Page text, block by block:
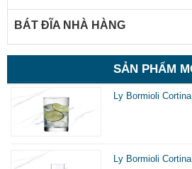
BÁT ĐĨA NHÀ HÀNG
SẢN PHẨM
Ly Bormioli
Ly Bormioli